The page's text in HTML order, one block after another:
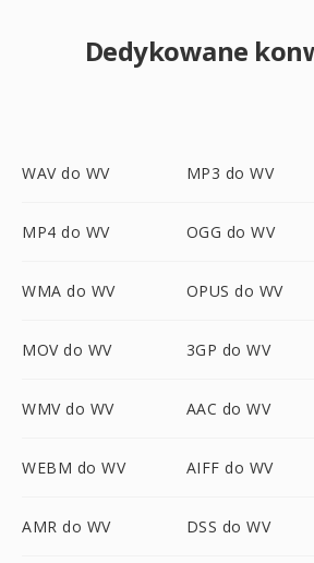
Dedykowane
WAV do WV MP3 do WV
MP4 do WV OGG do WV
WMA do WV OPUS do WV
MOV do WV 3GP do WV
WMV do WV AAC do WV
WEBM do WV AIFF do WV
AMR do WV DSS do WV